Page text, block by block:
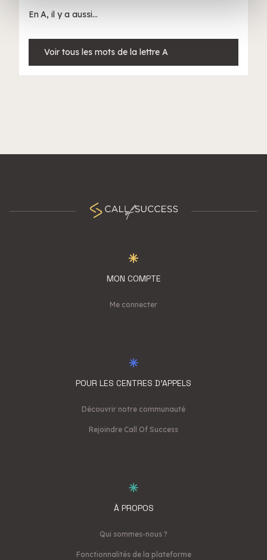
ou qu'ils ont collectées lors de votre utilisation de leurs
En A, il y a aussi...
Voir tous les mots de la lettre A
MON COMPTE
Me connecter
POUR LES CENTRES D'APPELS
Découvrir notre communauté
Rejoindre Call Of Success
À PROPOS
Qui sommes-nous ?
Fonctionnalités de la plateforme